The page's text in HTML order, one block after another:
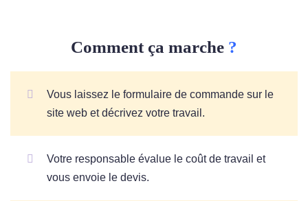
Comment ça marche ?
Vous laissez le formulaire de commande sur le
site web et décrivez votre travail.
Votre responsable évalue le coût de travail et
vous envoie le devis.